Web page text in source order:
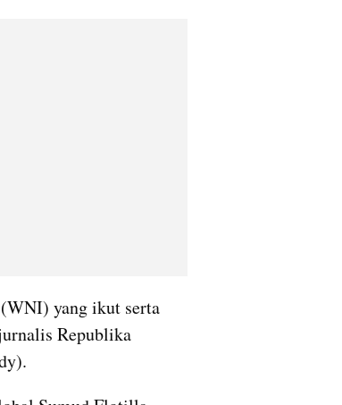
yang ikut serta
Republika